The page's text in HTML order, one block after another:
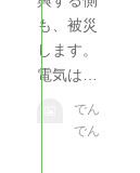
も、被災
します。
電気は…
でん
でん